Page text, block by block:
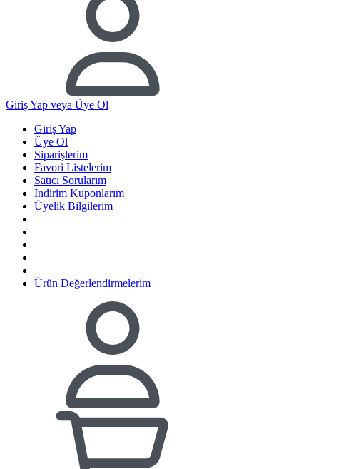
Giriş Yap veya Üye Ol
Giriş Yap
Üye Ol
Siparişlerim
Favori Listelerim
Satıcı Sorularım
İndirim Kuponlarım
Üyelik Bilgilerim
Ürün Değerlendirmelerim